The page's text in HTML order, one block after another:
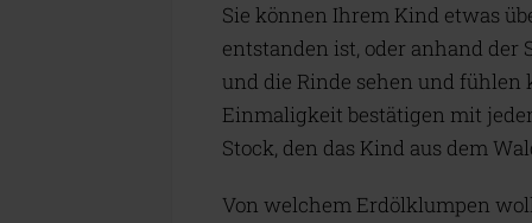
Sie können Ihrem Kind etwas
entstanden ist, oder anhand der
und die Rinde sehen und fühlen
Einmaligkeit bestätigen mit
Stock, den das Kind aus dem
Von welchem Erdölklumpen